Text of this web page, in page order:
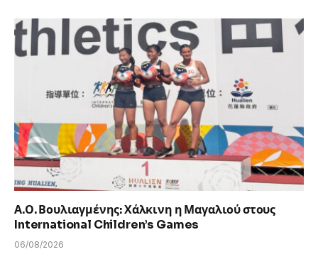
Α.Ο. Βουλιαγμένης: Χάλκινη η Μαγαλιού στους
International Children’s Games
06/08/2026